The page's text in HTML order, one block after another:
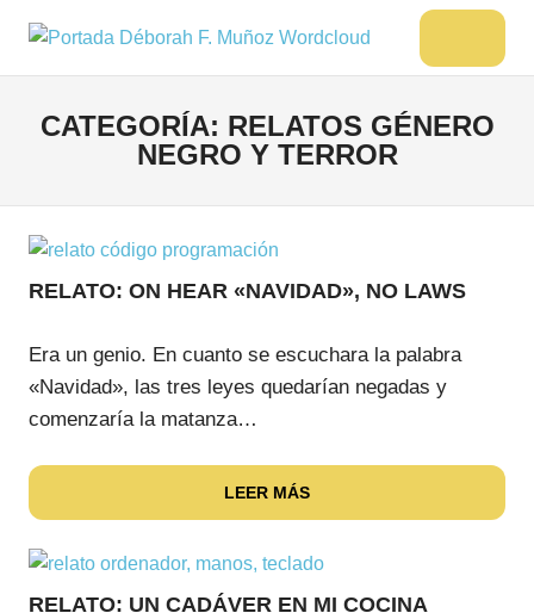
contenido
DÉBORAH
MUÑOZ
Libros,
cultura,
CATEGORÍA: RELATOS GÉNERO
NEGRO Y TERROR
RELATO: ON HEAR «NAVIDAD», NO LAWS
Era un genio. En cuanto se escuchara la palabra
«Navidad», las tres leyes quedarían negadas y
comenzaría la matanza…
LEER MÁS
RELATO: UN CADÁVER EN MI COCINA